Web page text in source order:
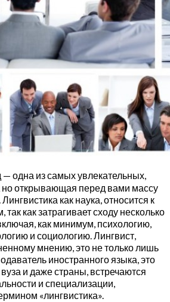
одна из самых увлекательных,
но открывающая перед вами массу
как наука, относится к
как затрагивает сходу несколько
как минимум, психологию,
и социологию. Лингвист,
мнению, это не только лишь
иностранного языка, это
и даже страны, встречаются
и специализации,
«лингвистика».